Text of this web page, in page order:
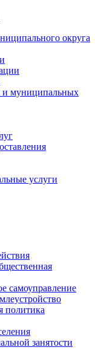
округа
и муниципальных
услуги
самоуправление
политика
занятости